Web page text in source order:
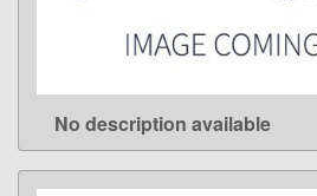
LEARN MORE
No description available